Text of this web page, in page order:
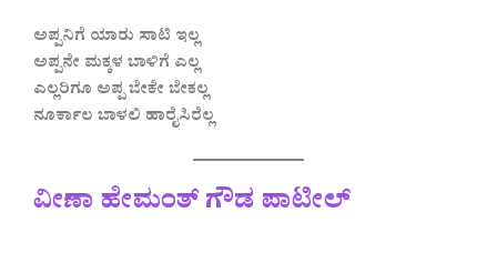
ಅಪ್ಪನಿಗೆ ಯಾರು ಸಾಟಿ ಇಲ್ಲ
ಅಪ್ಪನೇ ಮಕ್ಕಳ ಬಾಳಿಗೆ ಎಲ್ಲ
ಎಲ್ಲರಿಗೂ ಅಪ್ಪ ಬೇಕೇ ಬೇಕಲ್ಲ
ನೂರ್ಕಾಲ ಬಾಳಲಿ ಹಾರೈಸಿರೆಲ್ಲ
ವೀಣಾ ಹೇಮಂತ್ ಗೌಡ ಪಾಟೀಲ್